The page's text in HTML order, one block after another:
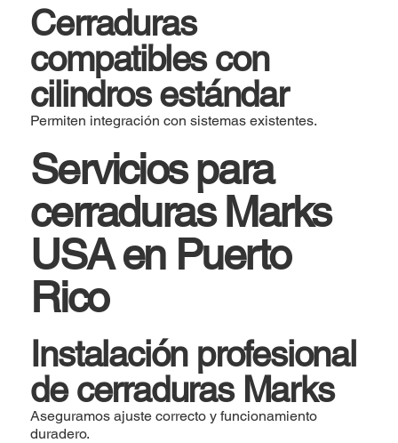
Cerraduras
compatibles con
cilindros estándar
Permiten integración con sistemas existentes.
Servicios para
cerraduras Marks
USA en Puerto
Rico
Instalación profesional
de cerraduras Marks
Aseguramos ajuste correcto y funcionamiento
duradero.